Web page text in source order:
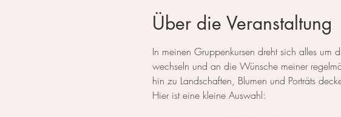
Über die Veranstaltung
In meinen Gruppenkursen dreht sich alles um
wechseln und an die Wünsche meiner
hin zu Landschaften, Blumen und Porträts
Hier ist eine kleine Auswahl: